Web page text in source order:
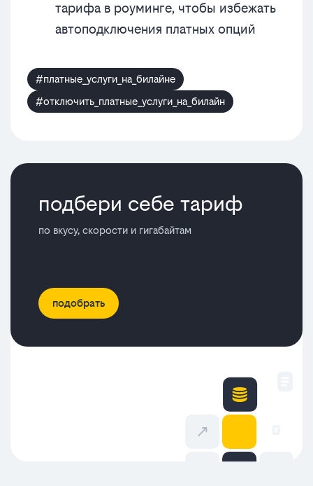
тарифа в роуминге, чтобы избежать
автоподключения платных опций
#платные_услуги_на_билайне
#отключить_платные_услуги_на_билайн
подбери себе тариф
по вкусу, скорости и гигабайтам
подобрать